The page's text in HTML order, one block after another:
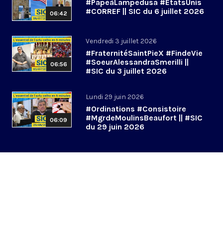
06:42
#PapeàLampedusa #ÉtatsUnis
#CORREF || SIC du 6 juillet 2026
06:56
Vendredi 3 juillet 2026
#FraternitéSaintPieX #FindeVie
#SoeurAlessandraSmerilli ||
#SIC du 3 juillet 2026
06:09
Lundi 29 juin 2026
#Ordinations #Consistoire
#MgrdeMoulinsBeaufort || #SIC
du 29 juin 2026